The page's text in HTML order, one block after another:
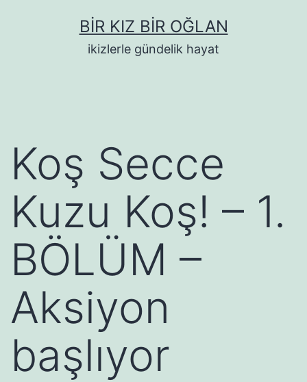
BIR KIZ BIR OĞLAN
ikizlerle gündelik hayat
Koş Secce
Kuzu Koş! – 1.
BÖLÜM –
Aksiyon
başlıyor